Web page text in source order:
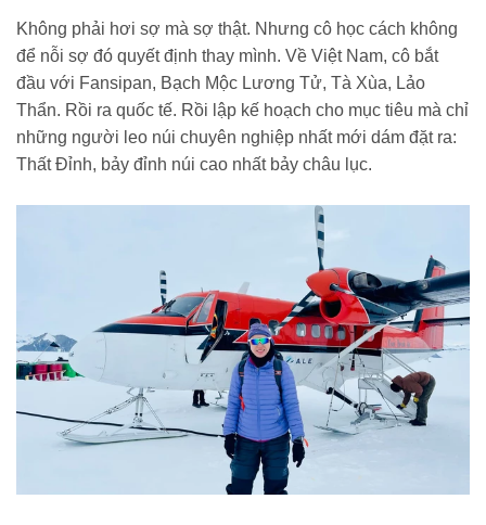
Không phải hơi sợ mà sợ thật. Nhưng cô học cách không
để nỗi sợ đó quyết định thay mình. Về Việt Nam, cô bắt
đầu với Fansipan, Bạch Mộc Lương Tử, Tà Xùa, Lảo
Thẩn. Rồi ra quốc tế. Rồi lập kế hoạch cho mục tiêu mà chỉ
những người leo núi chuyên nghiệp nhất mới dám đặt ra:
Thất Đỉnh, bảy đỉnh núi cao nhất bảy châu lục.